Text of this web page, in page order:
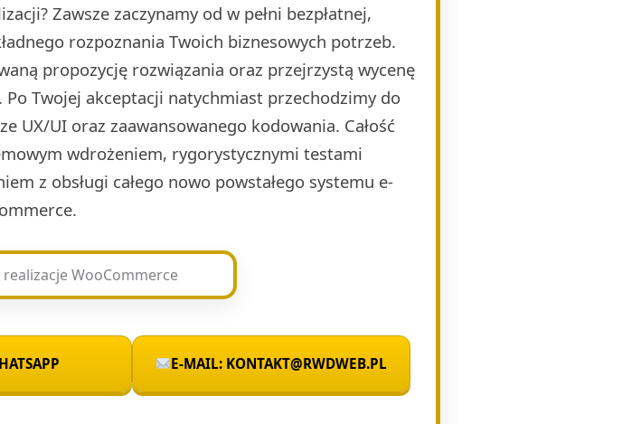
Zawsze zaczynamy od w pełni bezpłatnej,
rozpoznania Twoich biznesowych potrzeb.
propozycję rozwiązania oraz przejrzystą wycenę
Twojej akceptacji natychmiast przechodzimy do
UX/UI oraz zaawansowanego kodowania. Całość
wdrożeniem, rygorystycznymi testami
z obsługi całego nowo powstałego systemu e-
E-MAIL: KONTAKT@RWDWEB.PL